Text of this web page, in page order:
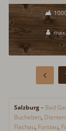
Hüttenurlaub für
Ausstattung
Sauna mit
Salzburg– Bad
Bucheben,
Flachau, Forstau,